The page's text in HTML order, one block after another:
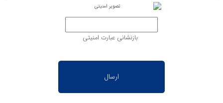
بازنشانی عبارت امنیتی